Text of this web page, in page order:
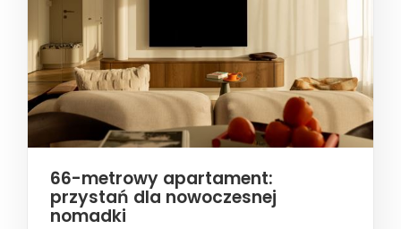
66-metrowy apartament:
przystań dla nowoczesnej
nomadki